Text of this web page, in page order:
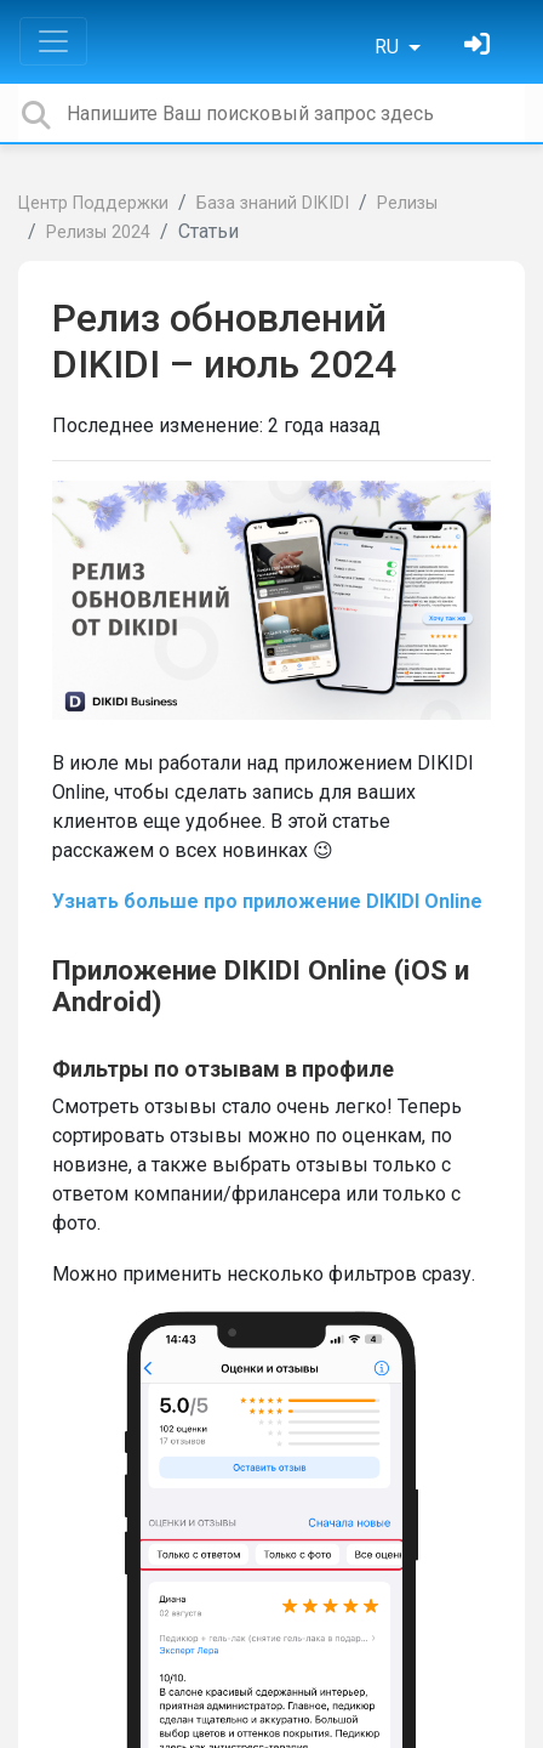
RU
Центр Поддержки База знаний DIKIDI
Релизы
Релизы 2024
Статьи
Релиз обновлений
DIKIDI – июль 2024
Последнее изменение: 2 года назад
В июле мы работали над приложением DIKIDI
Online, чтобы сделать запись для ваших
клиентов еще удобнее. В этой статье
расскажем о всех новинках 😉
Узнать больше про приложение DIKIDI Online
Приложение DIKIDI Online (iOS и
Android)
Фильтры по отзывам в профиле
Смотреть отзывы стало очень легко! Теперь
сортировать отзывы можно по оценкам, по
новизне, а также выбрать отзывы только с
ответом компании/фрилансера или только с
фото.
Можно применить несколько фильтров сразу.